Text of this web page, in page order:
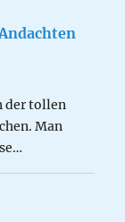
der tollen
Man